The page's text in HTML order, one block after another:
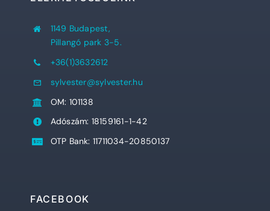
1149 Budapest,
Pillangó park 3-5.
+36(1)3632612
sylvester@sylvester.hu
OM: 101138
Adószám: 18159161-1-42
OTP Bank: 11711034-20850137
FACEBOOK